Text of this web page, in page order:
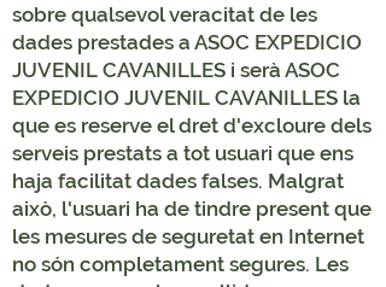
sobre qualsevol veracitat de les
dades prestades a ASOC EXPEDICIO
JUVENIL CAVANILLES i serà ASOC
EXPEDICIO JUVENIL CAVANILLES la
que es reserve el dret d'excloure dels
serveis prestats a tot usuari que ens
haja facilitat dades falses. Malgrat
això, l'usuari ha de tindre present que
les mesures de seguretat en Internet
no són completament segures. Les